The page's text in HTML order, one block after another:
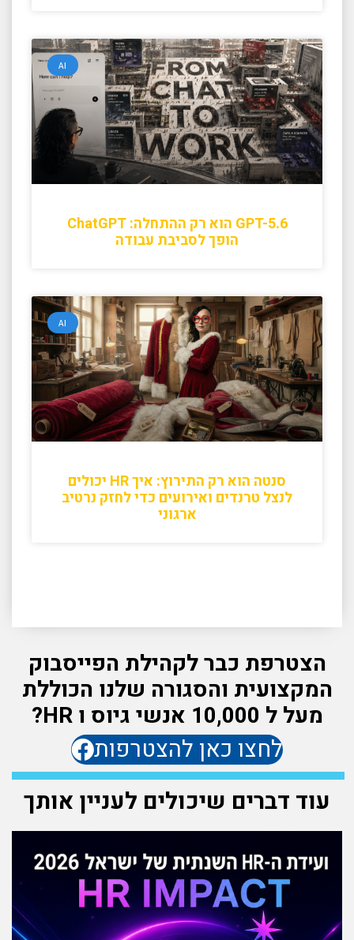
AI
GPT-5.6 הוא רק ההתחלה: ChatGPT
הופך לסביבת עבודה
AI
סנטה הוא רק התירוץ: איך HR יכולים
לנצל טרנדים ואירועים כדי לחזק נרטיב
ארגוני
הצטרפת כבר לקהילת הפייסבוק
המקצועית והסגורה שלנו הכוללת
מעל ל 10,000 אנשי גיוס ו HR?
לחצו כאן להצטרפות
עוד דברים שיכולים לעניין אותך